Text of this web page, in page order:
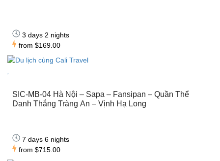
3 days 2 nights
from $169.00
SIC-MB-04 Hà Nội – Sapa – Fansipan – Quần Thể
Danh Thắng Tràng An – Vịnh Hạ Long
7 days 6 nights
from $715.00